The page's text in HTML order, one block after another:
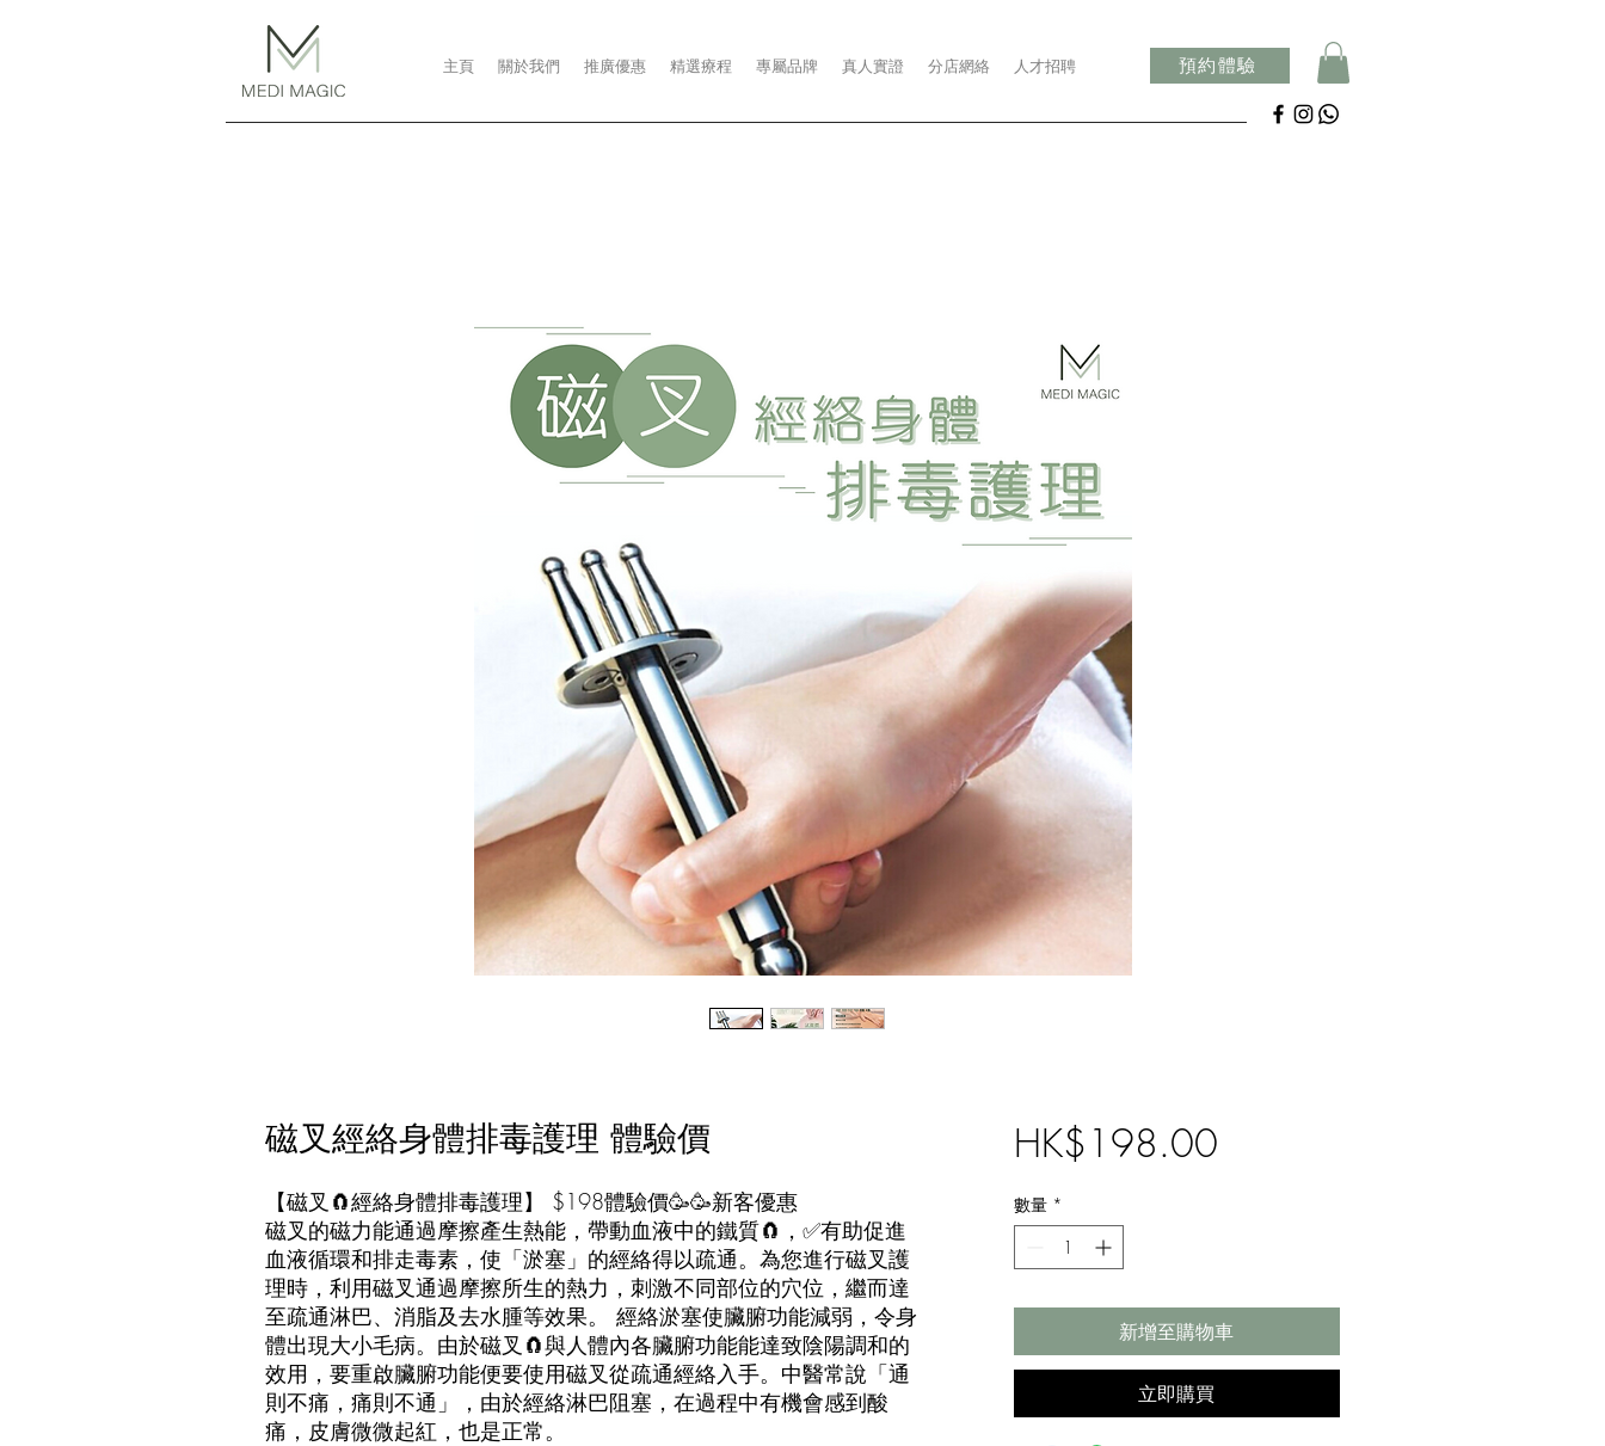
主頁 關於我們 推廣優惠 精選療程 專屬品牌 真人實證 分店網絡 人才招聘 預約體驗
磁叉經絡身體排毒護理 體驗價
【磁叉🧲經絡身體排毒護理】 $198體驗價🥳🥳新客優惠
磁叉的磁力能通過摩擦產生熱能，帶動血液中的鐵質🧲，✅有助促進
血液循環和排走毒素，使「淤塞」的經絡得以疏通。為您進行磁叉護
理時，利用磁叉通過摩擦所生的熱力，刺激不同部位的穴位，繼而達
至疏通淋巴、消脂及去水腫等效果。 經絡淤塞使臟腑功能減弱，令身
體出現大小毛病。由於磁叉🧲與人體內各臟腑功能能達致陰陽調和的
效用，要重啟臟腑功能便要使用磁叉從疏通經絡入手。中醫常說「通
則不痛，痛則不通」，由於經絡淋巴阻塞，在過程中有機會感到酸
痛，皮膚微微起紅，也是正常。
HK$198.00價
數量 *
新增至購物車
立即購買